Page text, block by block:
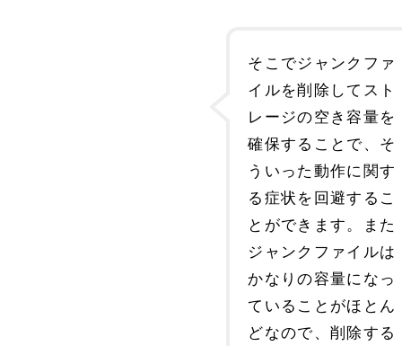
そこでジャンクファ
イルを削除してスト
レージの空き容量を
確保することで、そ
ういった動作に関す
る症状を回避するこ
とができます。また
ジャンクファイルは
かなりの容量になっ
ていることがほとん
どなので、削除する